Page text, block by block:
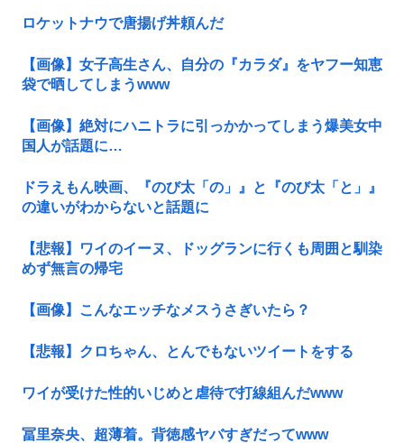
ロケットナウで唐揚げ丼頼んだ
【画像】女子高生さん、自分の『カラダ』をヤフー知恵
袋で晒してしまうwww
【画像】絶対にハニトラに引っかかってしまう爆美女中
国人が話題に…
ドラえもん映画、『のび太「の」』と『のび太「と」』
の違いがわからないと話題に
【悲報】ワイのイーヌ、ドッグランに行くも周囲と馴染
めず無言の帰宅
【画像】こんなエッチなメスうさぎいたら？
【悲報】クロちゃん、とんでもないツイートをする
ワイが受けた性的いじめと虐待で打線組んだwww
冨里奈央、超薄着。背徳感ヤバすぎだってwww